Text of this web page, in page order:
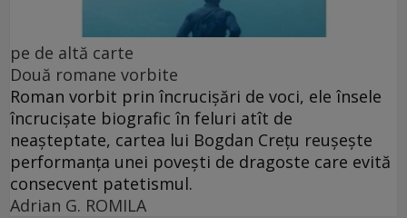
pe de altă carte
Două romane vorbite
Roman vorbit prin încrucișări de voci, ele însele
încrucișate biografic în feluri atît de
neașteptate, cartea lui Bogdan Crețu reușește
performanța unei povești de dragoste care evită
consecvent patetismul.
Adrian G. ROMILA